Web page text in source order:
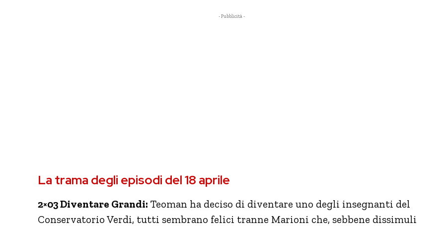
- Pubblicità -
La trama degli episodi del 18 aprile
2×03 Diventare Grandi: Teoman ha deciso di diventare uno degli insegnanti del
Conservatorio Verdi, tutti sembrano felici tranne Marioni che, sebbene dissimuli